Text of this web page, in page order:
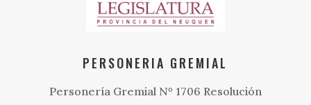
PERSONERIA GREMIAL
Personería Gremial Nº 1706 Resolución